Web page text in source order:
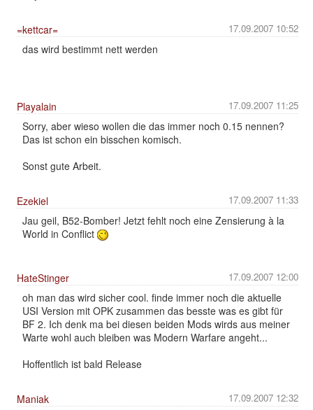
17.09.2007 10:52
=kettcar=
das wird bestimmt nett werden
17.09.2007 11:25
Playalain
Sorry, aber wieso wollen die das immer noch 0.15 nennen?
Das ist schon ein bisschen komisch.
Sonst gute Arbeit.
17.09.2007 11:33
Ezekiel
Jau geil, B52-Bomber! Jetzt fehlt noch eine Zensierung à la
World in Conflict
17.09.2007 12:00
HateStinger
oh man das wird sicher cool. finde immer noch die aktuelle
USI Version mit OPK zusammen das besste was es gibt für
BF 2. Ich denk ma bei diesen beiden Mods wirds aus meiner
Warte wohl auch bleiben was Modern Warfare angeht...
Hoffentlich ist bald Release
17.09.2007 12:32
Maniak